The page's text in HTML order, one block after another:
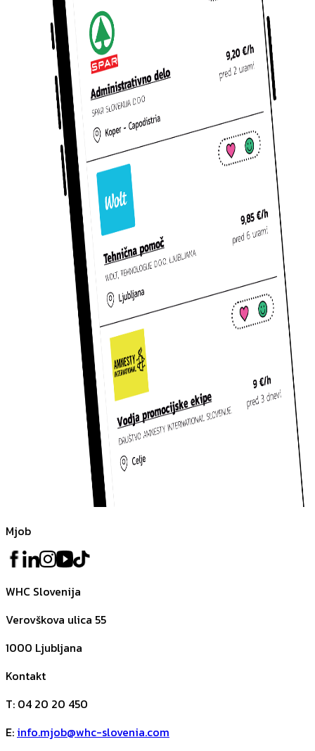
Mjob
WHC Slovenija
Verovškova ulica 55
1000 Ljubljana
Kontakt
T: 04 20 20 450
E: info.mjob@whc-slovenia.com